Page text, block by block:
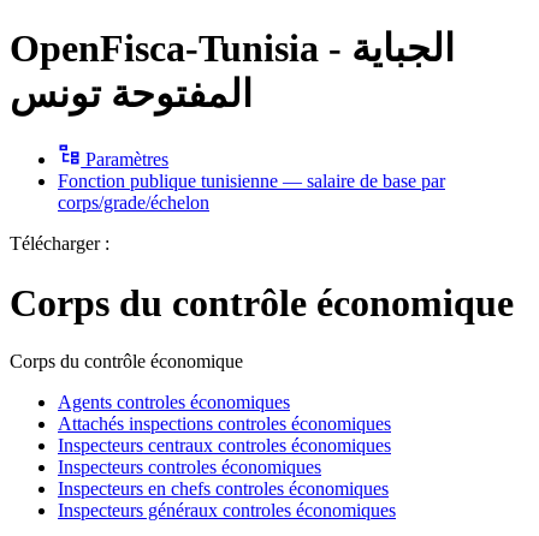
OpenFisca-Tunisia - الجباية
المفتوحة تونس
Paramètres
Fonction publique tunisienne — salaire de base par
corps/grade/échelon
Télécharger :
Corps du contrôle économique
Corps du contrôle économique
Agents controles économiques
Attachés inspections controles économiques
Inspecteurs centraux controles économiques
Inspecteurs controles économiques
Inspecteurs en chefs controles économiques
Inspecteurs généraux controles économiques